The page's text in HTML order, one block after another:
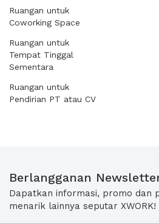
Ruangan untuk
Coworking Space
Ruangan untuk
Tempat Tinggal
Sementara
Ruangan untuk
Pendirian PT atau CV
Berlangganan
Dapatkan informasi, promo dan
menarik lainnya seputar XWORK!